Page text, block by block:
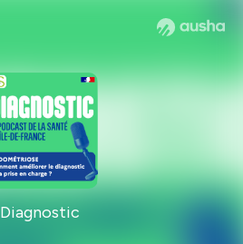
Diagnostic